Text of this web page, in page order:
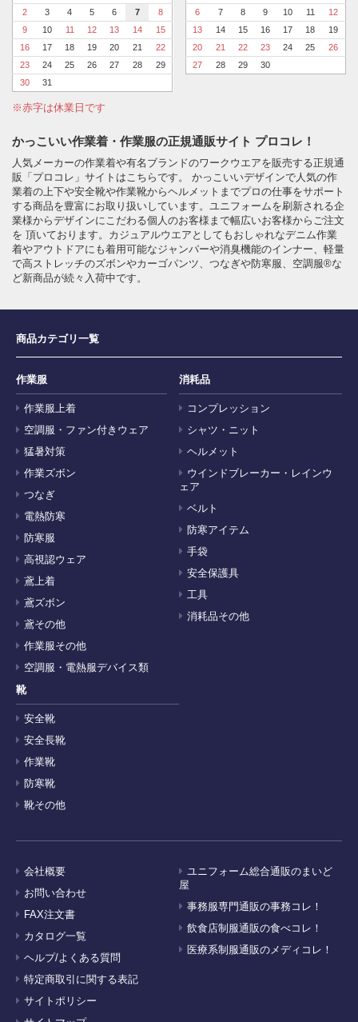
2
3 4 5 6 7
8
9
10 11 12 13 14
15
16
17 18 19 20 21
22
23
24 25 26 27 28
29
30
31
6
7 8 9 10 11
12
13
14 15 16 17 18
19
20
21 22 23 24 25
26
27
28 29 30
※赤字は休業日です
かっこいい作業着・作業服の正規通販サイト プロコレ！
人気メーカーの作業着や有名ブランドのワークウエアを販売する正規通
販「プロコレ」サイトはこちらです。 かっこいいデザインで人気の作
業着の上下や安全靴や作業靴からヘルメットまでプロの仕事をサポート
する商品を豊富にお取り扱いしています。ユニフォームを刷新される企
業様からデザインにこだわる個人のお客様まで幅広いお客様からご注文
を 頂いております。カジュアルウエアとしてもおしゃれなデニム作業
着やアウトドアにも着用可能なジャンパーや消臭機能のインナー、軽量
で高ストレッチのズボンやカーゴパンツ、つなぎや防寒服、空調服®な
ど新商品が続々入荷中です。
商品カテゴリ一覧
作業服
作業服上着
空調服・ファン付きウェア
猛暑対策
作業ズボン
つなぎ
電熱防寒
防寒服
高視認ウェア
鳶上着
鳶ズボン
鳶その他
作業服その他
空調服・電熱服デバイス類
靴
安全靴
安全長靴
作業靴
防寒靴
靴その他
消耗品
コンプレッション
シャツ・ニット
ヘルメット
ウインドブレーカー・レインウ
ェア
ベルト
防寒アイテム
手袋
安全保護具
工具
消耗品その他
会社概要
お問い合わせ
FAX注文書
カタログ一覧
ヘルプ/よくある質問
特定商取引に関する表記
サイトポリシー
ユニフォーム総合通販のまいど
屋
事務服専門通販の事務コレ！
飲食店制服通販の食べコレ！
医療系制服通販のメディコレ！